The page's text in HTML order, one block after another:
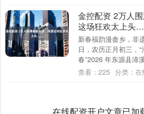
金控配资 2万人
这场狂欢太上头
新春福韵漫畲乡，非
日，农历正月初三，
春”2026 年东源县漳
遗汶水塘捕鱼节在河
查看： 225 分类： 在
在线配资开户文章已加